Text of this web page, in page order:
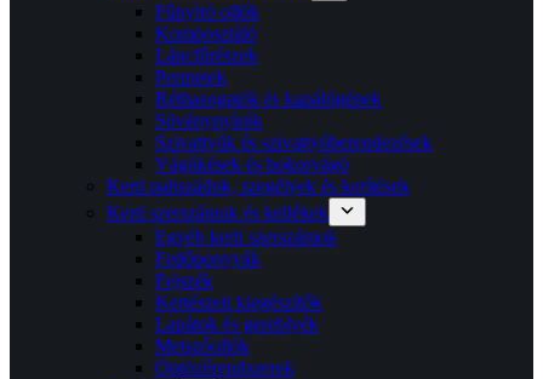
Fűnyíró ollók
Komposztáló
Láncfűrészek
Permetek
Réthasogatók és kapálógépek
Sövénynyírók
Szivattyúk és szivattyúberendezések
Vágókések és bokorvágó
Kerti paliszádok, szegélyek és kerítések
Kerti szerszámok és kellékek
Egyéb kerti szerszámok
Fedőponyvák
Fejszék
Kertészeti kiegészítők
Lapátok és gereblyék
Metszőollók
Öntözőrendszerek